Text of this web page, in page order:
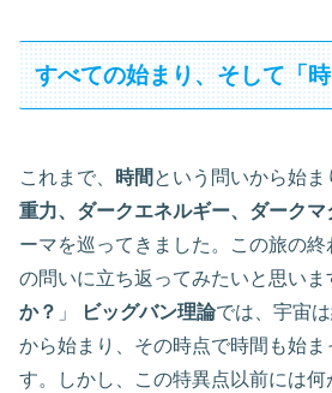
すべての始まり、そして「
これまで、 時間 という問いから始ま
重力、ダークエネルギー、ダークマ
ーマを巡ってきました。この旅の
の問いに立ち返ってみたいと思いま
か？ 」 ビッグバン理論では、宇宙
から始まり、その時点で時間も始ま
す。しかし、この特異点以前には